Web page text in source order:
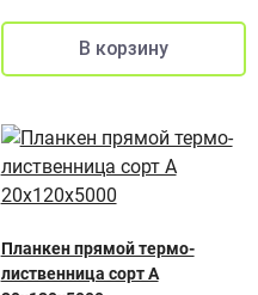
Планкен прямой термо-
лиственница сорт А